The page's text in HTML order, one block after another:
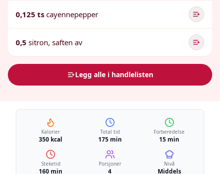
0,125 ts cayennepepper
0,5 sitron, saften av
Legg alle i handlelisten
Kalorier
350 kcal
Total tid
175 min
Forberedelse
15 min
Steketid
160 min
Porsjoner
4
Nivå
Middels